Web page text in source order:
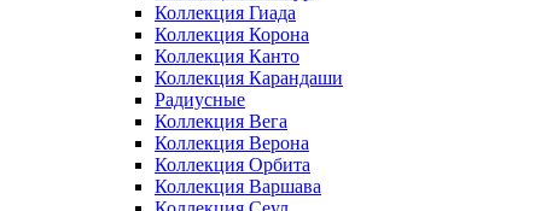
Коллекция Гиада
Коллекция Корона
Коллекция Канто
Коллекция Карандаши
Радиусные
Коллекция Вега
Коллекция Верона
Коллекция Орбита
Коллекция Варшава